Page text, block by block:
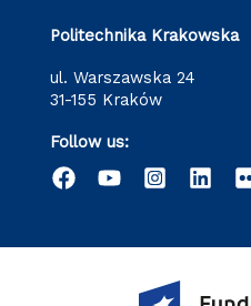
Politechnika Krakowska
ul. Warszawska 24
31-155 Kraków
Follow us: